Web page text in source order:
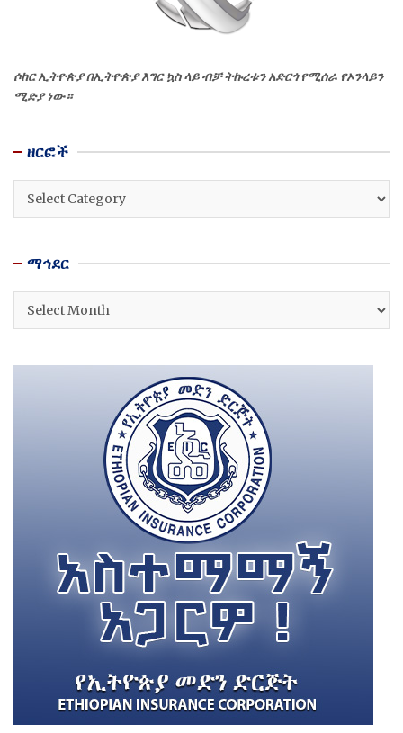
ሶከር ኢትዮጵያ በኢትዮጵያ እግር ኳስ ላይ ብቻ ትኩረቱን አድርጎ የሚሰራ የኦንላይን
ሚድያ ነው።
ዘርፎች
ዘርፎች
ማኅደር
ማኅደር